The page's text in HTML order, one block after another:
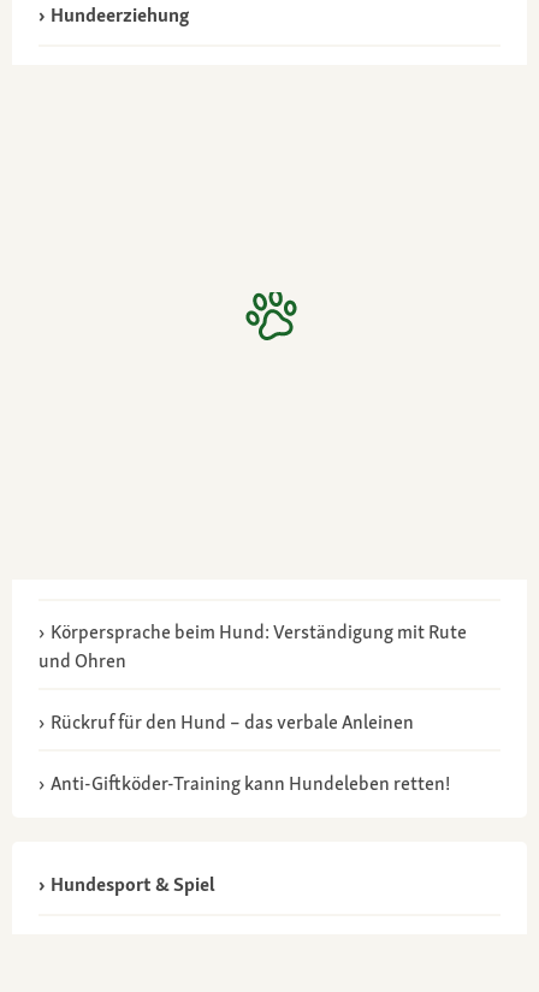
Hundeerziehung
Körpersprache beim Hund: Verständigung mit Rute
und Ohren
Rückruf für den Hund – das verbale Anleinen
Anti-Giftköder-Training kann Hundeleben retten!
Hundesport & Spiel